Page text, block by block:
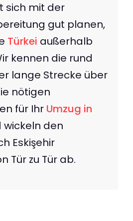
sich mit der
gut planen,
Türkei außerhalb
kennen die rund
lange Strecke über
nötigen
für Ihr Umzug in
wickeln den
Eskişehir
Tür zu Tür ab.